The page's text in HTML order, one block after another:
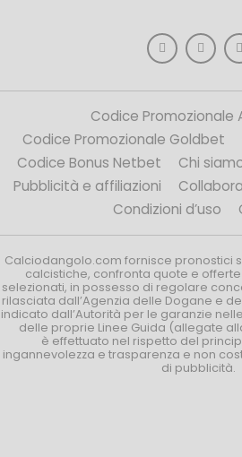
Codice Promozionale
Codice Promozionale Goldbet
Codice Bonus Netbet
Chi
Pubblicità e affiliazioni
Condizioni d’uso
Calciodangolo.com fornisce pronostici
calcistiche, confronta quote e
selezionati, in possesso di regolare
rilasciata dall’Agenzia delle Dogane e
indicato dall’Autorità per le garanzie
delle proprie Linee Guida (allegate
è effettuato nel rispetto del
ingannevolezza e trasparenza e non
di pubblicità.